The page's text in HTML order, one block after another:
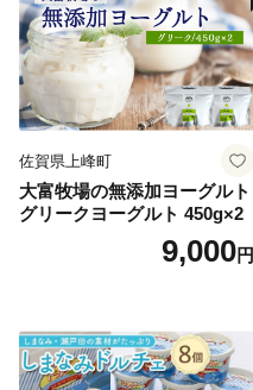
佐賀県上峰町
大富牧場の無添加ヨーグルト
グリークヨーグルト 450g×2
9,000円